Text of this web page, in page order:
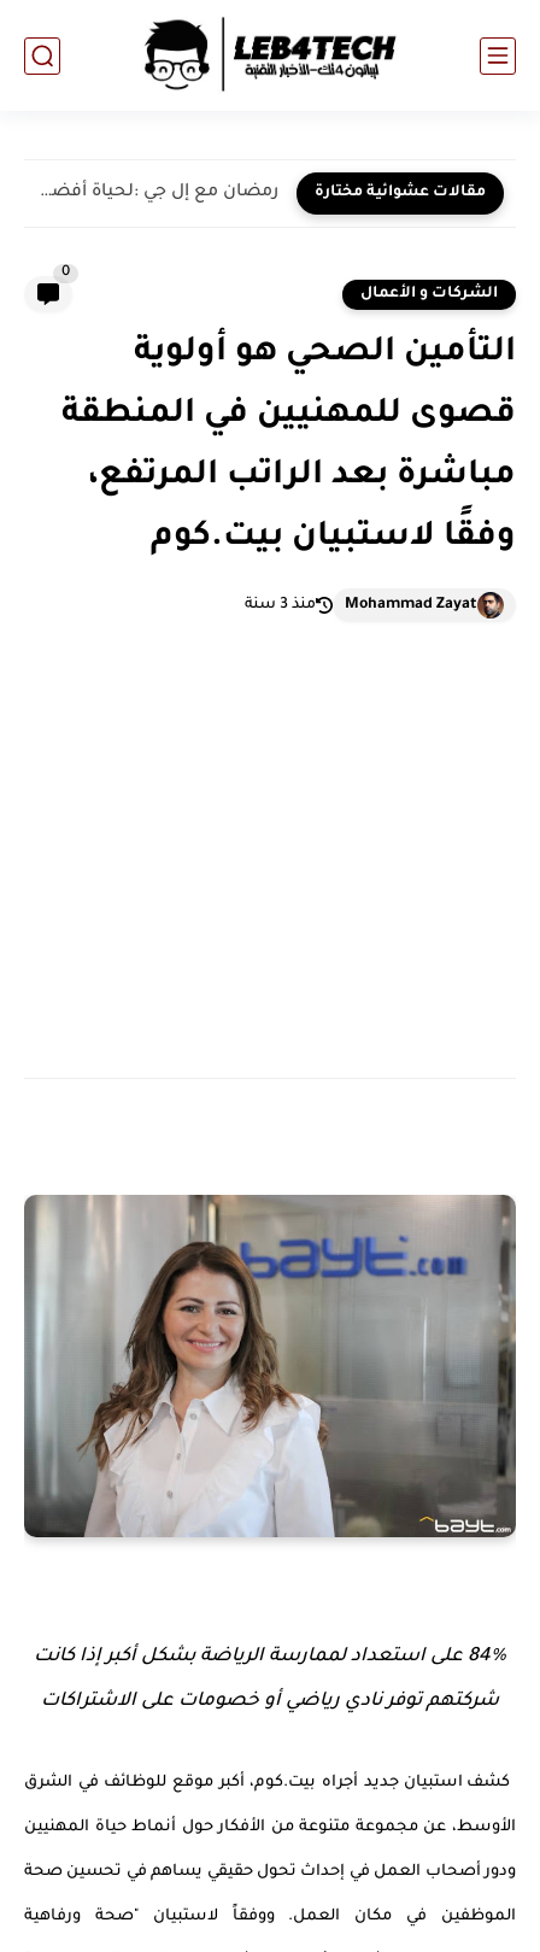
مقالات عشوائية مختارة رمضان مع إل جي :لحياة أفضل مع أبرز المنتجات
الشركات و الأعمال
0
التأمين الصحي هو أولوية
قصوى للمهنيين في المنطقة
مباشرة بعد الراتب المرتفع،
وفقًا لاستبيان بيت.كوم
Mohammad Zayat منذ 3 سنة
84% على استعداد لممارسة الرياضة بشكل أكبر إذا كانت
شركتهم توفر نادي رياضي أو خصومات على الاشتراكات
كشف استبيان جديد أجراه بيت.كوم، أكبر موقع للوظائف في الشرق
الأوسط، عن مجموعة متنوعة من الأفكار حول أنماط حياة المهنيين
ودور أصحاب العمل في إحداث تحول حقيقي يساهم في تحسين صحة
الموظفين في مكان العمل. ووفقاً لاستبيان "صحة ورفاهية